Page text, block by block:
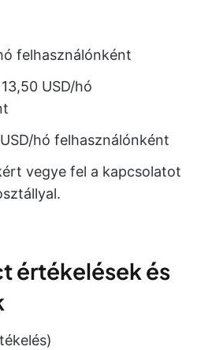
felhasználónként
USD/hó
hó felhasználónként
vegye fel a kapcsolatot
értékelések és